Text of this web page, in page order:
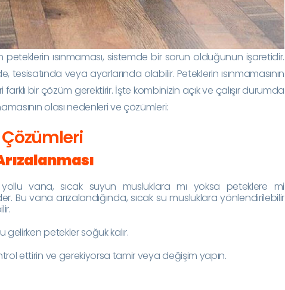
peteklerin ısınmaması, sistemde bir sorun olduğunun işaretidir.
tesisatında veya ayarlarında olabilir. Peteklerin ısınmamasının
bir çözüm gerektirir. İşte kombinizin açık ve çalışır durumda
olası nedenleri ve çözümleri:
Çözümleri
vana, sıcak suyun musluklara mı yoksa peteklere mi
Bu vana arızalandığında, sıcak su musluklara yönlendirilebilir
gelirken petekler soğuk kalır.
ettirin ve gerekiyorsa tamir veya değişim yapın.